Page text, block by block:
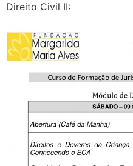
Direito Civil II: